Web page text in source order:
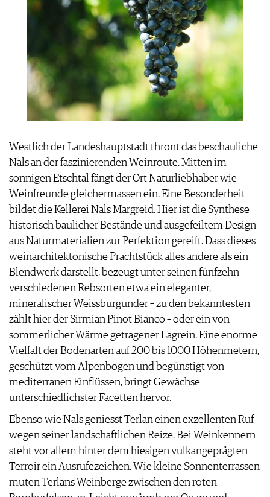
Westlich der Landeshauptstadt thront das beschauliche
Nals an der faszinierenden Weinroute. Mitten im
sonnigen Etschtal fängt der Ort Naturliebhaber wie
Weinfreunde gleichermassen ein. Eine Besonderheit
bildet die Kellerei Nals Margreid. Hier ist die Synthese
historisch baulicher Bestände und ausgefeiltem Design
aus Naturmaterialien zur Perfektion gereift. Dass dieses
weinarchitektonische Prachtstück alles andere als ein
Blendwerk darstellt, bezeugt unter seinen fünfzehn
verschiedenen Rebsorten etwa ein eleganter,
mineralischer Weissburgunder – zu den bekanntesten
zählt hier der Sirmian Pinot Bianco – oder ein von
sommerlicher Wärme getragener Lagrein. Eine enorme
Vielfalt der Bodenarten auf 200 bis 1000 Höhenmetern,
geschützt vom Alpenbogen und begünstigt von
mediterranen Einflüssen, bringt Gewächse
unterschiedlichster Facetten hervor.
Ebenso wie Nals geniesst Terlan einen exzellenten Ruf
wegen seiner landschaftlichen Reize. Bei Weinkennern
steht vor allem hinter dem hiesigen vulkangeprägten
Terroir ein Ausrufezeichen. Wie kleine Sonnenterrassen
muten Terlans Weinberge zwischen den roten